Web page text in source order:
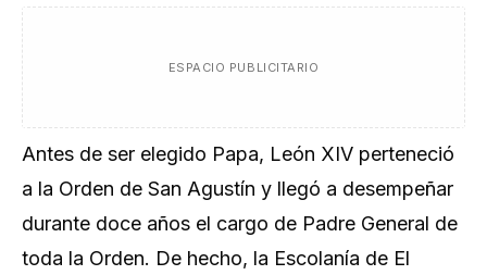
ESPACIO PUBLICITARIO
Antes de ser elegido Papa, León XIV perteneció
a la Orden de San Agustín y llegó a desempeñar
durante doce años el cargo de Padre General de
toda la Orden. De hecho, la Escolanía de El